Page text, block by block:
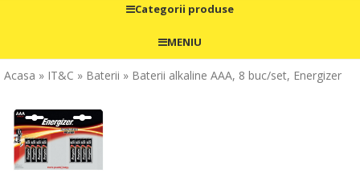
Categorii produse
MENIU
Acasa » IT&C » Baterii » Baterii alkaline AAA, 8 buc/set, Energizer